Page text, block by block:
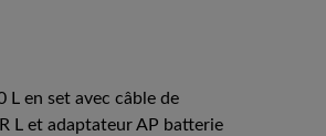
L en set avec câble de
L et adaptateur AP batterie